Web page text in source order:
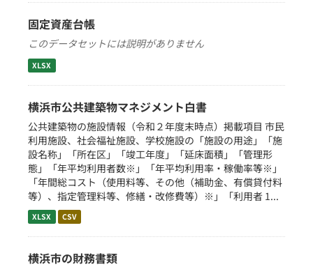
固定資産台帳
このデータセットには説明がありません
XLSX
横浜市公共建築物マネジメント白書
公共建築物の施設情報（令和２年度末時点）掲載項目 市民
利用施設、社会福祉施設、学校施設の「施設の用途」「施
設名称」「所在区」「竣工年度」「延床面積」「管理形
態」「年平均利用者数※」「年平均利用率・稼働率等※」
「年間総コスト（使用料等、その他（補助金、有償貸付料
等）、指定管理料等、修繕・改修費等）※」「利用者 1...
XLSX CSV
横浜市の財務書類